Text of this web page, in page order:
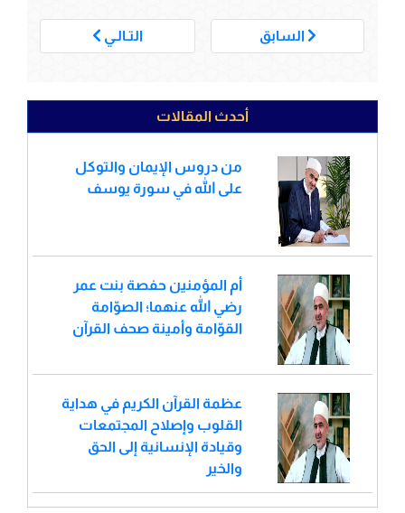
السابق التـالـي
أحدث المقالات
من دروس الإيمان والتوكل
على الله في سورة يوسف
أم المؤمنين حفصة بنت عمر
رضي الله عنهما؛ الصوّامة
القوّامة وأمينة صحف القرآن
عظمة القرآن الكريم في هداية
القلوب وإصلاح المجتمعات
وقيادة الإنسانية إلى الحق
والخير